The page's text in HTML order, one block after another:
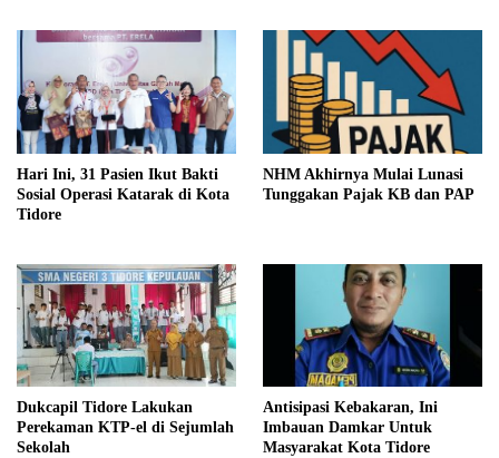
Hari Ini, 31 Pasien Ikut Bakti
Sosial Operasi Katarak di Kota
Tidore
NHM Akhirnya Mulai Lunasi
Tunggakan Pajak KB dan PAP
Dukcapil Tidore Lakukan
Perekaman KTP-el di Sejumlah
Sekolah
Antisipasi Kebakaran, Ini
Imbauan Damkar Untuk
Masyarakat Kota Tidore